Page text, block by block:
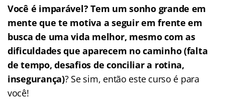
Você é imparável? Tem um sonho grande em
mente que te motiva a seguir em frente em
busca de uma vida melhor, mesmo com as
dificuldades que aparecem no caminho (falta
de tempo, desafios de conciliar a rotina,
insegurança)? Se sim, então este curso é para
você!